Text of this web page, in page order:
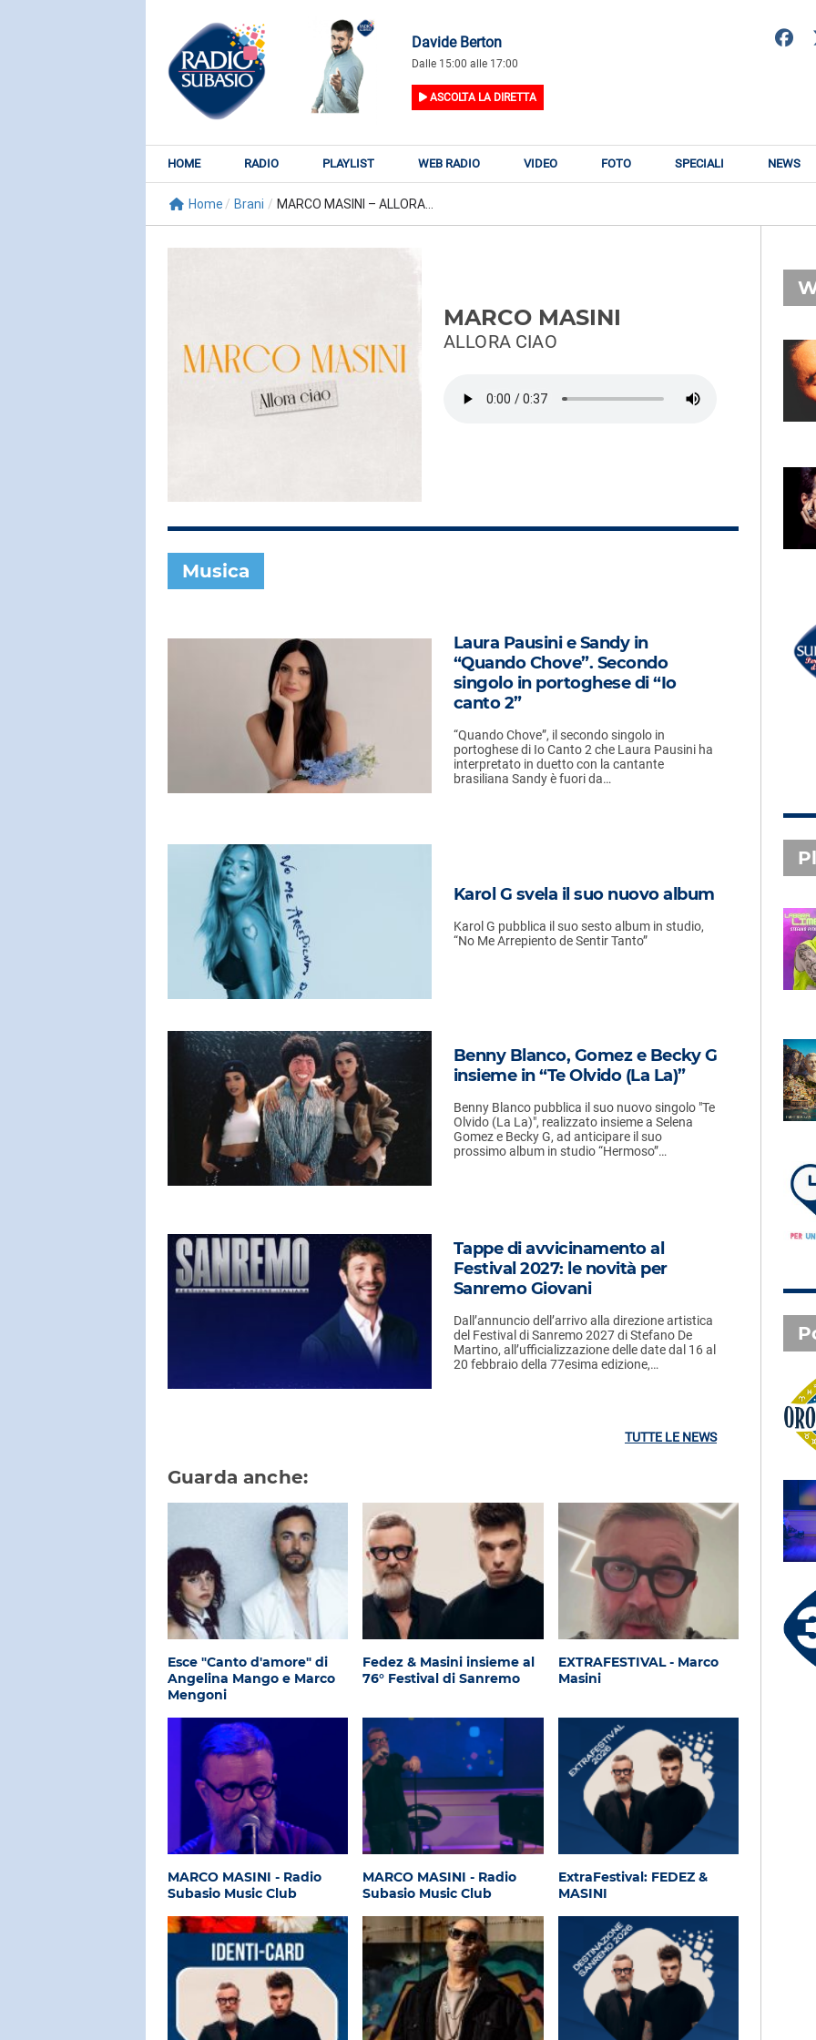
Davide Berton
Dalle 15:00 alle 17:00
ASCOLTA LA DIRETTA
HOME RADIO PLAYLIST WEB RADIO VIDEO FOTO SPECIALI NEWS
Home / Brani / MARCO MASINI – ALLORA...
MARCO MASINI
ALLORA CIAO
Musica
Laura Pausini e Sandy in
“Quando Chove”. Secondo
singolo in portoghese di “Io
canto 2”
“Quando Chove”, il secondo singolo in
portoghese di Io Canto 2 che Laura Pausini ha
interpretato in duetto con la cantante
brasiliana Sandy è fuori da…
Karol G svela il suo nuovo album
Karol G pubblica il suo sesto album in studio,
“No Me Arrepiento de Sentir Tanto”
Benny Blanco, Gomez e Becky G
insieme in “Te Olvido (La La)”
Benny Blanco pubblica il suo nuovo singolo "Te
Olvido (La La)", realizzato insieme a Selena
Gomez e Becky G, ad anticipare il suo
prossimo album in studio “Hermoso”…
Tappe di avvicinamento al
Festival 2027: le novità per
Sanremo Giovani
Dall’annuncio dell’arrivo alla direzione artistica
del Festival di Sanremo 2027 di Stefano De
Martino, all’ufficializzazione delle date dal 16 al
20 febbraio della 77esima edizione,…
TUTTE LE NEWS
Guarda anche:
Esce "Canto d'amore" di
Angelina Mango e Marco
Mengoni
Fedez & Masini insieme al
76° Festival di Sanremo
EXTRAFESTIVAL - Marco
Masini
MARCO MASINI - Radio
Subasio Music Club
MARCO MASINI - Radio
Subasio Music Club
ExtraFestival: FEDEZ &
MASINI
RADIO SUBY
Tears In Heaven
Subasio Per Un'Ora
THE WEEKND
Take My Breath
Material Lover
J-AX
Italia Starter Pack
PLAYLIST NOVITÀ
SUBASIO PLAYLIST
FABIO ROVAZZI, ARISA,
LA COSTIERA AMALFITANA
SAL DA VINCI - Radio
Subasio Music Club
3 X TE - 07-08-2026
Le canzoni della tua vita -